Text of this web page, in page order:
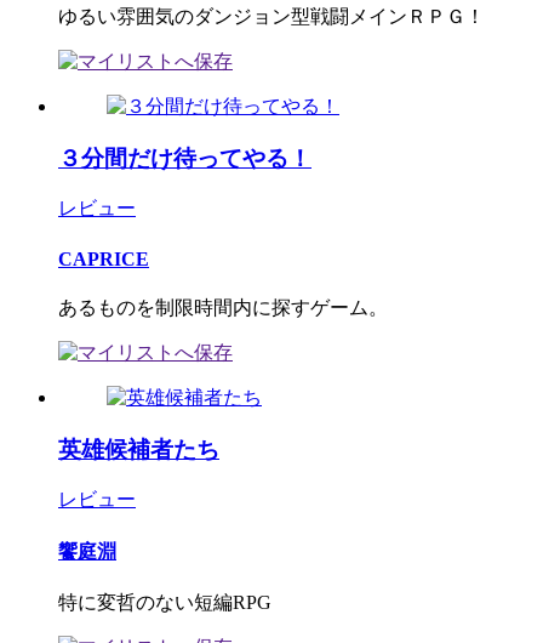
ゆるい雰囲気のダンジョン型戦闘メインＲＰＧ！
３分間だけ待ってやる！
レビュー
CAPRICE
あるものを制限時間内に探すゲーム。
英雄候補者たち
レビュー
饗庭淵
特に変哲のない短編RPG